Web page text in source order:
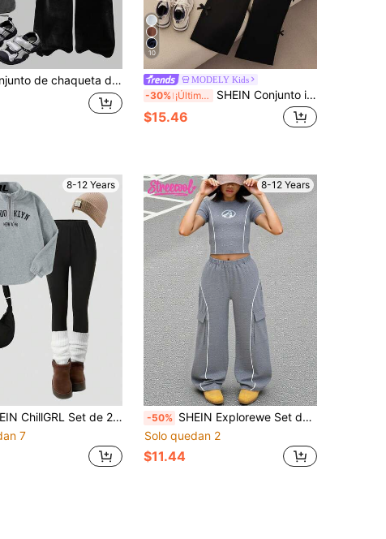
de manga larga con cremallera y cuello y pantalones con ribete de contraste para niña preadolescente
10
MODELY Kids
-30% ¡Últimos 3 días SHEIN Conjunto informal de niña preadolescente con sudadera de bloques de color y rayas 2 en 1 con decoración de lazo y pantalones, para otoño/invierno
$15.46
8-12 Years
de otoño para niñas, estilo coreano, sudadera con cremallera y cuello medio alto de tela polar con texto bordado, bajo curvo, combinada con pantalones casuales de corte slim, versátil para deportes, ir al trabajo y uso en casa
7
8-12 Years
-50% SHEIN Explorewe Set de 2 piezas de camiseta de manga corta con diseño estampado de patchwork y pantalones cargo informal para niñas preadolescentes, adecuado para uso diario, ir al trabajo, ocio, vacaciones, reuniones con amigos, fotografía callejera, primavera/verano
Solo quedan 2
$11.44